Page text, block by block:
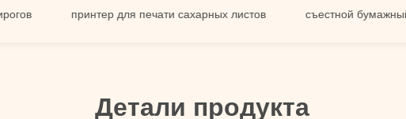
принтер для печати сахарных листов съестной бумажный
Детали продукта